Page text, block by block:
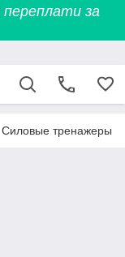
переплати за
Силовые тренажеры